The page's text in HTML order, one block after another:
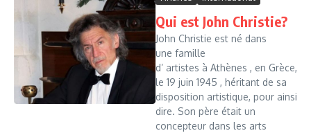
Qui est John Christie?
John Christie est né dans
une famille
d’ artistes à Athènes , en Grèce,
le 19 juin 1945 , héritant de sa
disposition artistique, pour ainsi
dire. Son père était un
concepteur dans les arts